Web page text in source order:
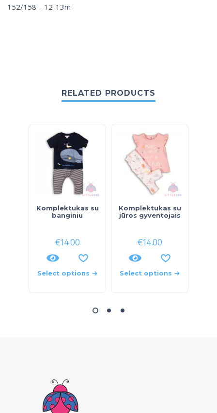
152/158 – 12-13m
RELATED PRODUCTS
Komplektukas su
banginiu
€14.00
Select options
Komplektukas su
jūros gyventojais
€14.00
Select options